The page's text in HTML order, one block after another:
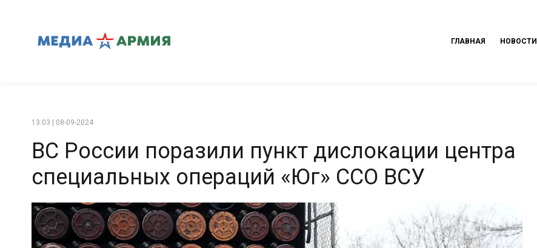
ГЛАВНАЯ НОВОСТИ
13:03 | 08-09-2024
ВС России поразили пункт дислокации центра
специальных операций «Юг» ССО ВСУ